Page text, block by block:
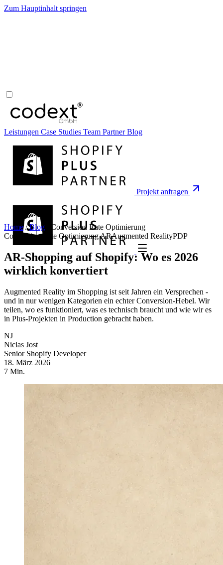
Zum Hauptinhalt springen
Leistungen Case Studies Team PartnerBlog
Projekt anfragen
Home / Blog
Conversion Rate Optimierung
Conversion Rate OptimierungARAugmented RealityPDP
AR-Shopping auf Shopify: Wo es 2026
wirklich konvertiert
Augmented Reality im Shopping ist seit Jahren ein Versprechen -
und in nur wenigen Kategorien ein echter Conversion-Hebel. Wir
teilen, wo es funktioniert, was es technisch braucht und wie wir es
in Plus-Projekten in Production gebracht haben.
NJ
Niclas Jost
Senior Shopify Developer
18. März 2026
7 Min.